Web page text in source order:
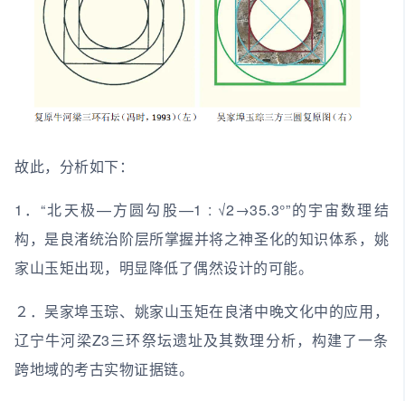
故此，分析如下：
1．“北天极—方圆勾股—1 : √2→35.3°”的宇宙数理结
构，是良渚统治阶层所掌握并将之神圣化的知识体系，姚
家山玉矩出现，明显降低了偶然设计的可能。
２．吴家埠玉琮、姚家山玉矩在良渚中晚文化中的应用，
辽宁牛河梁Z3三环祭坛遗址及其数理分析，构建了一条
跨地域的考古实物证据链。